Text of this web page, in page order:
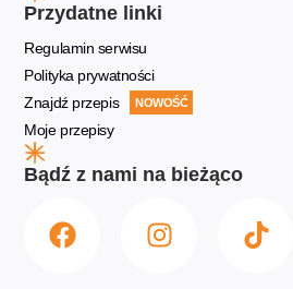
Przydatne linki
Regulamin serwisu
Polityka prywatności
Znajdź przepis
NOWOŚĆ
Moje przepisy
Bądź z nami na bieżąco